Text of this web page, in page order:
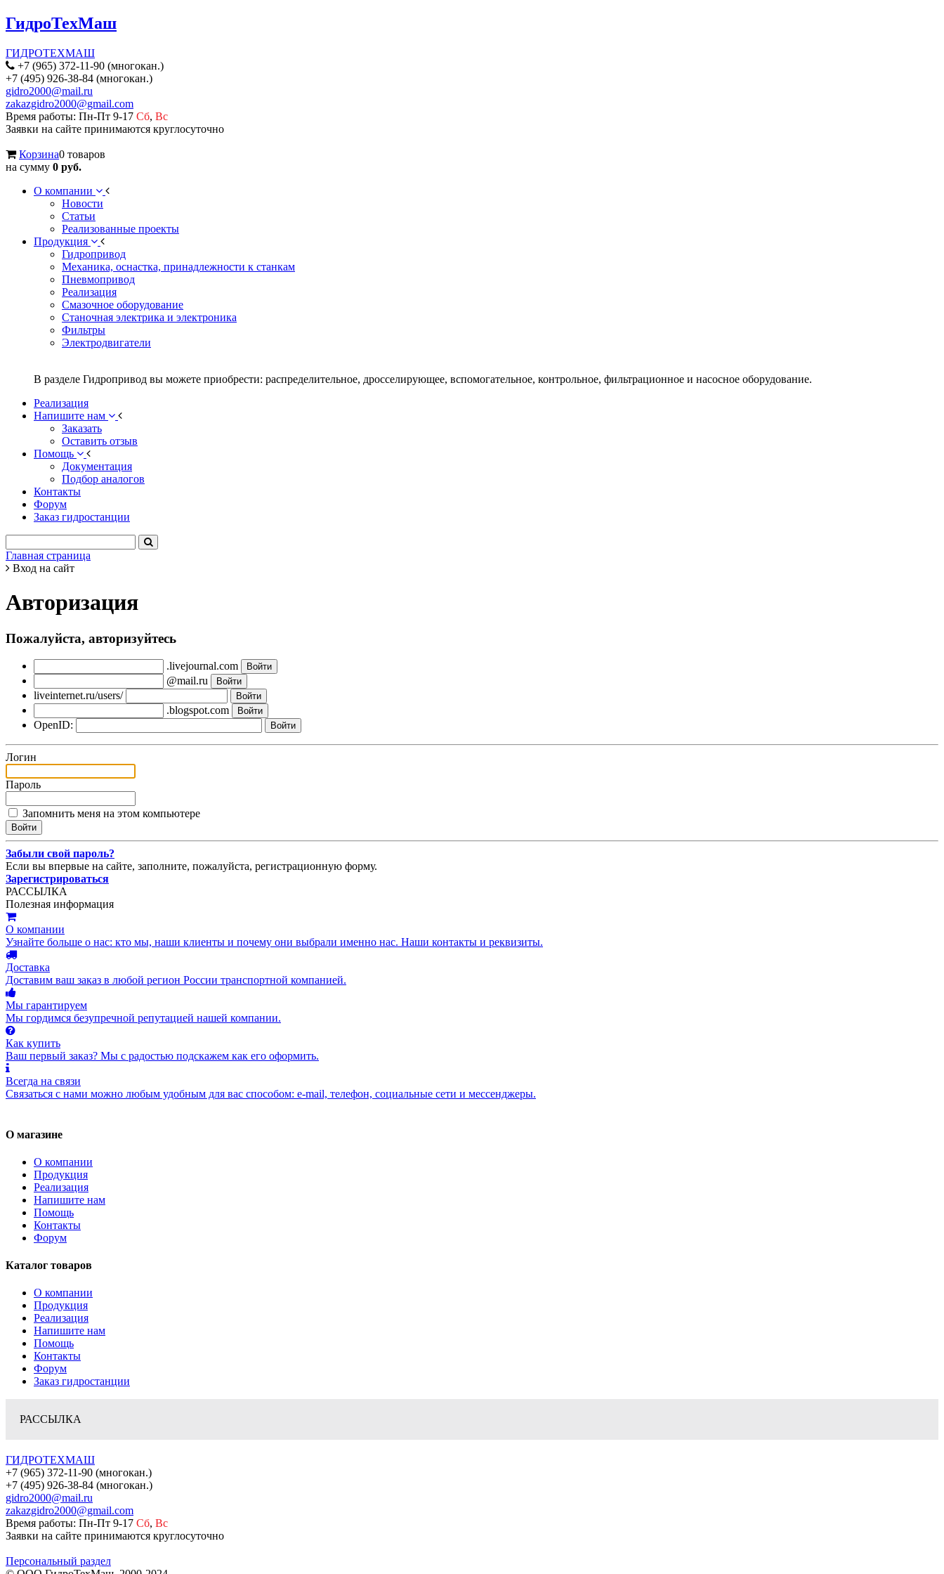
ГидроТехМаш
ГИДРОТЕХМАШ
+7 (965) 372-11-90 (многокан.)
+7 (495) 926-38-84 (многокан.)
gidro2000@mail.ru
zakazgidro2000@gmail.com
Время работы: Пн-Пт 9-17 Сб, Вс
Заявки на сайте принимаются круглосуточно
Корзина0 товаров
на сумму 0 руб.
О компании
Новости
Статьи
Реализованные проекты
Продукция
Гидропривод
Механика, оснастка, принадлежности к станкам
Пневмопривод
Реализация
Смазочное оборудование
Станочная электрика и электроника
Фильтры
Электродвигатели
В разделе Гидропривод вы можете приобрести: распределительное, дросселирующее, вспомогательное, контрольное, фильтрационное и насосное оборудование.
Реализация
Напишите нам
Заказать
Оставить отзыв
Помощь
Документация
Подбор аналогов
Контакты
Форум
Заказ гидростанции
Главная страница
Вход на сайт
Авторизация
Пожалуйста, авторизуйтесь
.livejournal.com
@mail.ru
liveinternet.ru/users/
.blogspot.com
OpenID:
Логин
Пароль
Запомнить меня на этом компьютере
Забыли свой пароль?
Если вы впервые на сайте, заполните, пожалуйста, регистрационную форму.
Зарегистрироваться
РАССЫЛКА
Полезная информация
О компании
Узнайте больше о нас: кто мы, наши клиенты и почему они выбрали именно нас. Наши контакты и реквизиты.
Доставка
Доставим ваш заказ в любой регион России транспортной компанией.
Мы гарантируем
Мы гордимся безупречной репутацией нашей компании.
Как купить
Ваш первый заказ? Мы с радостью подскажем как его оформить.
Всегда на связи
Связаться с нами можно любым удобным для вас способом: e-mail, телефон, социальные сети и мессенджеры.
О магазине
О компании
Продукция
Реализация
Напишите нам
Помощь
Контакты
Форум
Каталог товаров
О компании
Продукция
Реализация
Напишите нам
Помощь
Контакты
Форум
Заказ гидростанции
РАССЫЛКА
ГИДРОТЕХМАШ
+7 (965) 372-11-90 (многокан.)
+7 (495) 926-38-84 (многокан.)
gidro2000@mail.ru
zakazgidro2000@gmail.com
Время работы: Пн-Пт 9-17 Сб, Вс
Заявки на сайте принимаются круглосуточно
Персональный раздел